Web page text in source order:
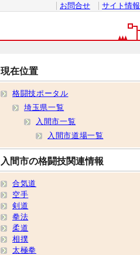
お問合せ サイト情報
現在位置
格闘技ポータル
埼玉県一覧
入間市一覧
入間市道場一覧
入間市の格闘技関連情報
合気道
空手
剣道
拳法
柔道
相撲
太極拳